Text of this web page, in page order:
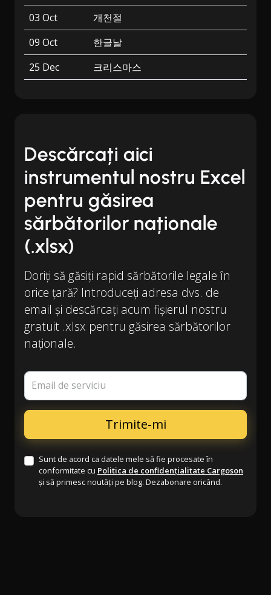
03 Oct
개천절
09 Oct
한글날
25 Dec
크리스마스
Descărcați aici
instrumentul nostru Excel
pentru găsirea
sărbătorilor naționale
(.xlsx)
Doriți să găsiți rapid sărbătorile legale în
orice țară? Introduceți adresa dvs. de
email și descărcați acum fișierul nostru
gratuit .xlsx pentru găsirea sărbătorilor
naționale.
Email de serviciu
Sunt de acord ca datele mele să fie procesate în
conformitate cu Politica de confidențialitate Cargoson
și să primesc noutăți pe blog. Dezabonare oricând.